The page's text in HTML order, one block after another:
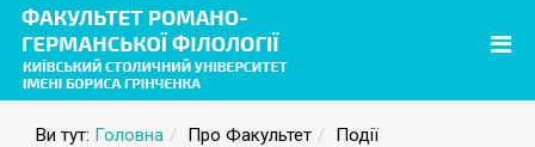
Ви тут: Головна Про Факультет
Події